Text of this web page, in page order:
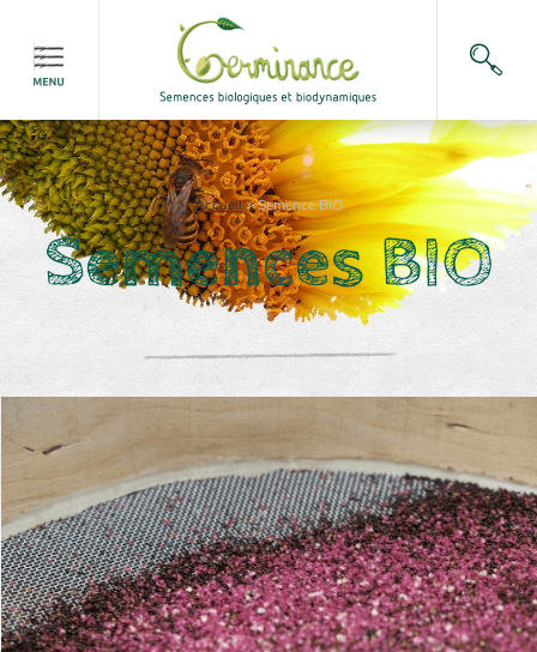
Accueil>Semence BIO
Semences BIO